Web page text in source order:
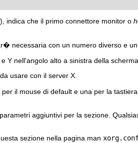
), indica che il primo connettore monitor o
necessaria con un numero diverso e
Y nell'angolo alto a sinistra della
da usare con il server X.
per il mouse di default e una per la
aggiuntivi per la sezione.
sezione nella pagina man